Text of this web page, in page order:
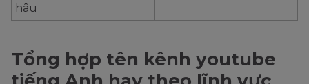
hâu
Tổng hợp tên kênh youtube